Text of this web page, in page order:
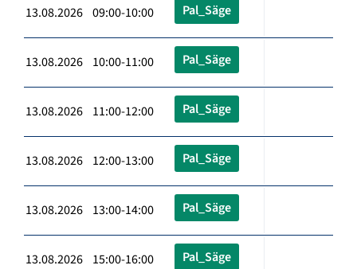
13.08.2026 09:00-10:00 Pal_Säge
13.08.2026 10:00-11:00 Pal_Säge
13.08.2026 11:00-12:00 Pal_Säge
13.08.2026 12:00-13:00 Pal_Säge
13.08.2026 13:00-14:00 Pal_Säge
13.08.2026 15:00-16:00 Pal_Säge